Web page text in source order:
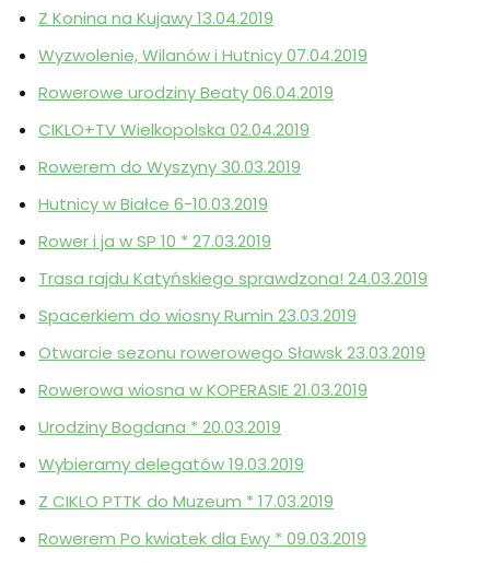
Z Konina na Kujawy 13.04.2019
Wyzwolenie, Wilanów i Hutnicy 07.04.2019
Rowerowe urodziny Beaty 06.04.2019
CIKLO+TV Wielkopolska 02.04.2019
Rowerem do Wyszyny 30.03.2019
Hutnicy w Białce 6-10.03.2019
Rower i ja w SP 10 * 27.03.2019
Trasa rajdu Katyńskiego sprawdzona! 24.03.2019
Spacerkiem do wiosny Rumin 23.03.2019
Otwarcie sezonu rowerowego Sławsk 23.03.2019
Rowerowa wiosna w KOPERASIE 21.03.2019
Urodziny Bogdana * 20.03.2019
Wybieramy delegatów 19.03.2019
Z CIKLO PTTK do Muzeum * 17.03.2019
Rowerem Po kwiatek dla Ewy * 09.03.2019